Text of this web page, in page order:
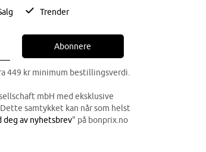
Trender
Abonnere
449 kr minimum bestillingsverdi.
mbH med eksklusive
samtykket kan når som helst
deg av nyhetsbrev" på bonprix.no